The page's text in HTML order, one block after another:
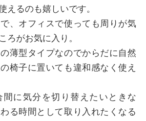
えるのも嬉しいです。
、オフィスで使っても周りが気
ろがお気に入り。
薄型タイプなのでからだに自然
椅子に置いても違和感なく使え
間に気分を切り替えたいときな
る時間として取り入れたくなる